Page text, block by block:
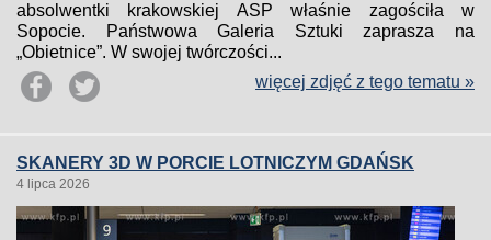
absolwentki krakowskiej ASP właśnie zagościła w
Sopocie. Państwowa Galeria Sztuki zaprasza na
„Obietnice”. W swojej twórczości...
więcej zdjęć z tego tematu »
SKANERY 3D W PORCIE LOTNICZYM GDAŃSK
4 lipca 2026